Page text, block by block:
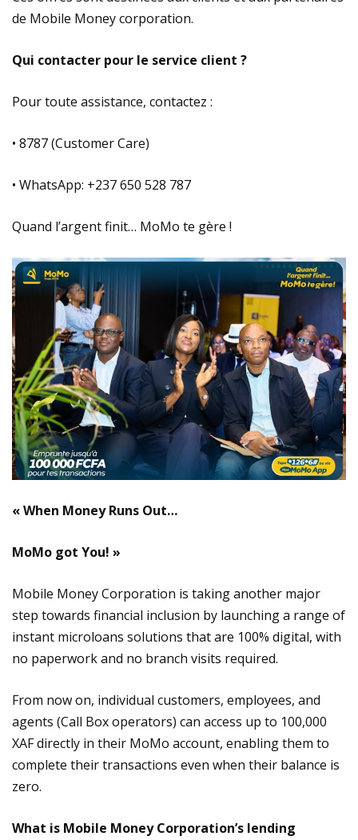
de Mobile Money corporation.
Qui contacter pour le service client ?
Pour toute assistance, contactez :
• 8787 (Customer Care)
• WhatsApp: +237 650 528 787
Quand l’argent finit… MoMo te gère !
« When Money Runs Out…
MoMo got You! »
Mobile Money Corporation is taking another major
step towards financial inclusion by launching a range of
instant microloans solutions that are 100% digital, with
no paperwork and no branch visits required.
From now on, individual customers, employees, and
agents (Call Box operators) can access up to 100,000
XAF directly in their MoMo account, enabling them to
complete their transactions even when their balance is
zero.
What is Mobile Money Corporation’s lending